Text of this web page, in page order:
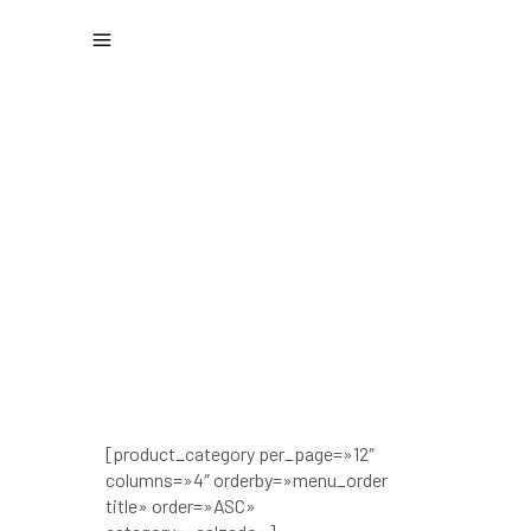
[product_category per_page=»12″
columns=»4″ orderby=»menu_order
title» order=»ASC»